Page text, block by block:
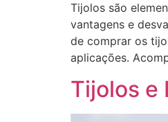
Tijolos são
vantagens e
de comprar os
aplicações.
Tijolos e